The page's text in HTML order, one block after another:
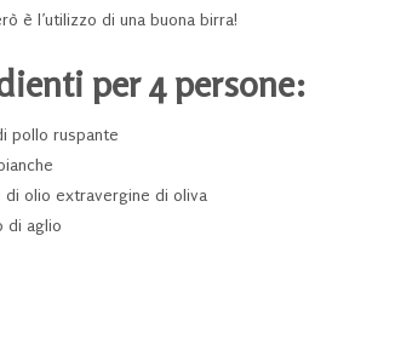
è l’utilizzo di una buona birra!
per 4 persone:
pollo ruspante
di olio extravergine di oliva
di aglio